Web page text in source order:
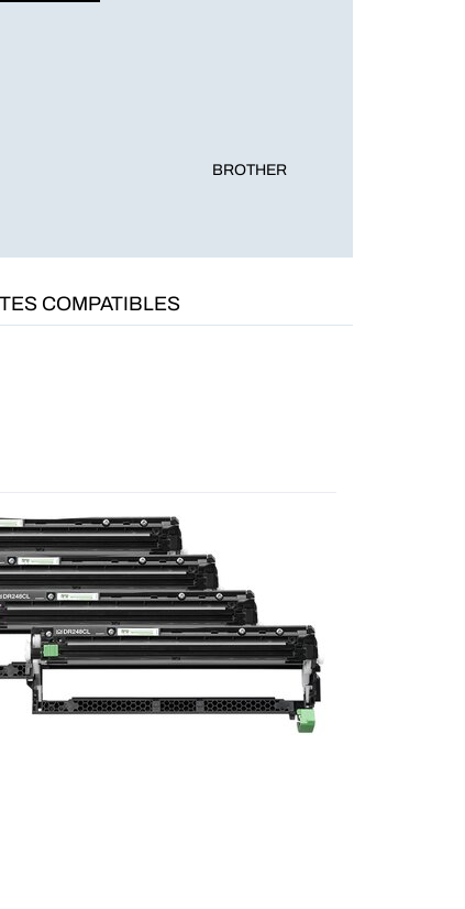
BROTHER
COMPATIBLES